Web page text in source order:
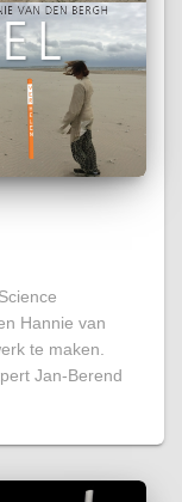
Hannie van
te maken.
Jan-Berend